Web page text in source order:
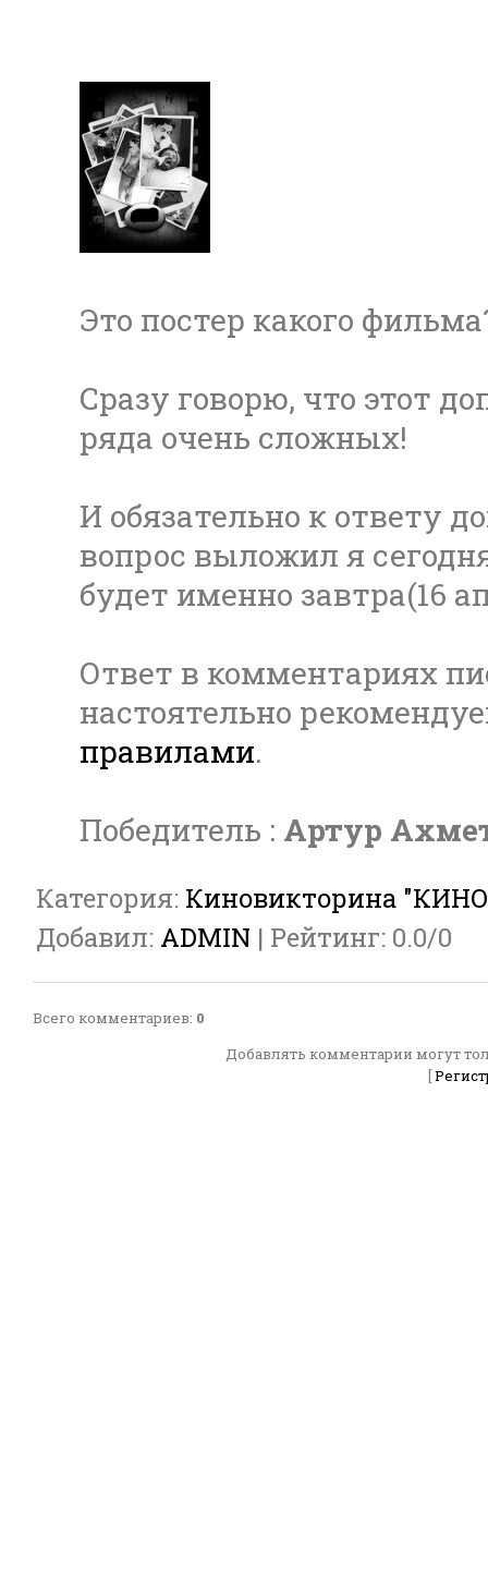
Это постер какого
Сразу говорю, что этот
ряда очень сложных!
И обязательно к ответу
вопрос выложил я
будет именно завтра(16
Ответ в комментариях
настоятельно
правилами.
Победитель : Артур
Категория: Киновикторина
Добавил: ADMIN | Рейтинг: 0.0/0
Всего комментариев: 0
Добавлять комментарии могут
[